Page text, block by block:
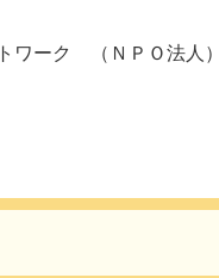
ワーク （ＮＰＯ法人）